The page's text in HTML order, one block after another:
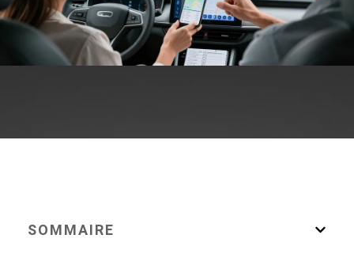
SOMMAIRE